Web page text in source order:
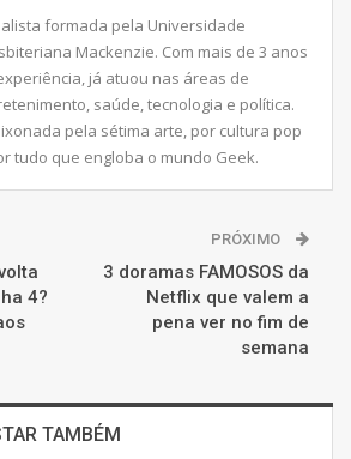
formada pela Universidade
Mackenzie. Com mais de 3 anos
já atuou nas áreas de
saúde, tecnologia e política.
pela sétima arte, por cultura pop
tudo que engloba o mundo Geek.
4?
PRÓXIMO
3 doramas FAMOSOS da
Netflix que valem a
pena ver no fim de
semana
TAMBÉM